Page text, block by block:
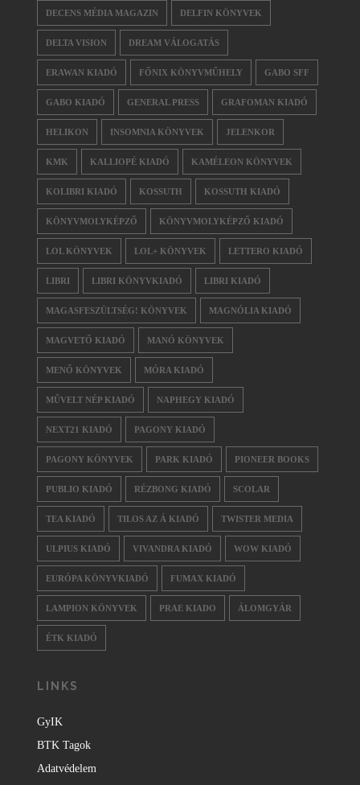
DECENS MÉDIA MAGAZIN DELFIN KÖNYVEK
DELTA VISION DREAM VÁLOGATÁS
ERAWAN KIADÓ FŐNIX KÖNYVMŰHELY GABO SFF
GABO KIADÓ GENERAL PRESS GRAFOMAN KIADÓ
HELIKON INSOMNIA KÖNYVEK JELENKOR
KMK KALLIOPÉ KIADÓ KAMÉLEON KÖNYVEK
KOLIBRI KIADÓ KOSSUTH KOSSUTH KIADÓ
KÖNYVMOLYKÉPZŐ KÖNYVMOLYKÉPZŐ KIADÓ
LOL KÖNYVEK LOL+ KÖNYVEK LETTERO KIADÓ
LIBRI LIBRI KÖNYVKIADÓ LIBRI KIADÓ
MAGASFESZÜLTSÉG! KÖNYVEK MAGNÓLIA KIADÓ
MAGVETŐ KIADÓ MANÓ KÖNYVEK
MENŐ KÖNYVEK MÓRA KIADÓ
MŰVELT NÉP KIADÓ NAPHEGY KIADÓ
NEXT21 KIADÓ PAGONY KIADÓ
PAGONY KÖNYVEK PARK KIADÓ PIONEER BOOKS
PUBLIO KIADÓ RÉZBONG KIADÓ SCOLAR
TEA KIADÓ TILOS AZ Á KIADÓ TWISTER MEDIA
ULPIUS KIADÓ VIVANDRA KIADÓ WOW KIADÓ
EURÓPA KÖNYVKIADÓ FUMAX KIADÓ
LAMPION KÖNYVEK PRAE KIADO ÁLOMGYÁR
ÉTK KIADÓ
LINKS
GyIK
BTK Tagok
Adatvédelem